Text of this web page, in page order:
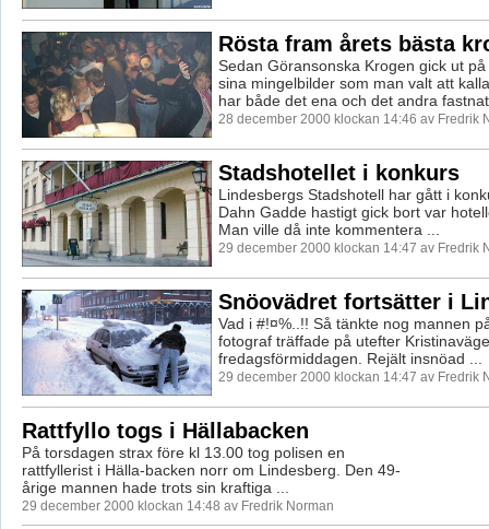
Rösta fram årets bästa
Sedan Göransonska Krogen gick ut
sina mingelbilder som man valt att
har både det ena och det andra
28 december 2000 klockan 14:46 av Fredrik
Stadshotellet i konkurs
Lindesbergs Stadshotell har gått i
Dahn Gadde hastigt gick bort var
Man ville då inte kommentera ...
29 december 2000 klockan 14:47 av Fredrik
Snöovädret fortsätter i
Vad i #!¤%..!! Så tänkte nog mannen
fotograf träffade på utefter
fredagsförmiddagen. Rejält insnöad ...
29 december 2000 klockan 14:47 av Fredrik
Rattfyllo togs i Hällabacken
På torsdagen strax före kl 13.00 tog polisen en
rattfyllerist i Hälla-backen norr om Lindesberg. Den 49-
årige mannen hade trots sin kraftiga ...
29 december 2000 klockan 14:48 av Fredrik Norman